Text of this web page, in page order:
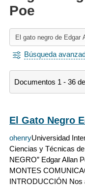
Registrarse
Iniciar sesión
Contáctenos
Poe
Búsqueda
Documentos 1 - 36
El Gato Negro
ohenryUniversidad
Ciencias y Técnicas
NEGRO” Edgar Allan
MONTES
INTRODUCCIÓN Nos